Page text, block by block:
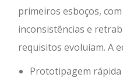
primeiros esboços,
inconsistências e
requisitos evoluíam. A
Prototipagem